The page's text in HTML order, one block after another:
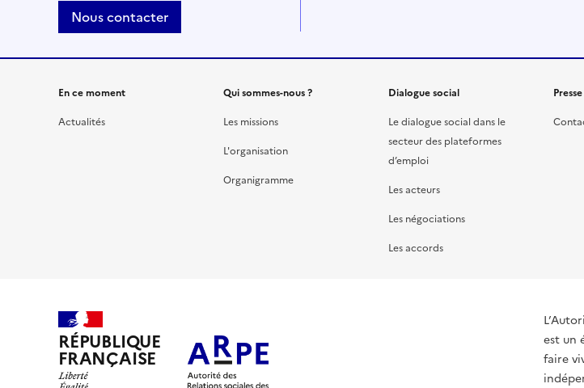
Nous contacter
En ce moment
Actualités
Qui sommes-nous ?
Les missions
L'organisation
Organigramme
Dialogue social
Le dialogue social dans le
secteur des plateformes
d’emploi
Les acteurs
Les négociations
Les accords
Presse
RÉPUBLIQUE
FRANÇAISE
est un
faire